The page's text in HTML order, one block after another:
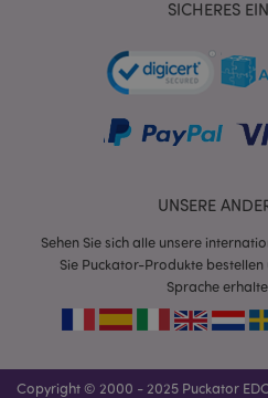
SICHERES
UNSERE
Sehen Sie sich alle unsere
Sie Puckator-Produkte
Sprache
Copyright © 2000 - 2025 Puckator
mage-messages
mage-cache-sessid